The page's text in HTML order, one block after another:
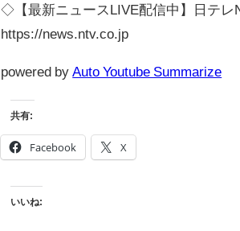
◇【最新ニュースLIVE配信中】日テレ
https://news.ntv.co.jp
powered by Auto Youtube Summarize
共有:
Facebook X
いいね: